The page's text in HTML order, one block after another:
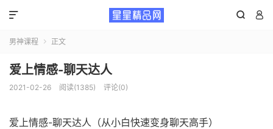
 

男神课程  正文
爱上情感-聊天达人
2021-02-26 阅读(1385) 评论(0)
爱上情感-聊天达人（从小白快速变身聊天高手）